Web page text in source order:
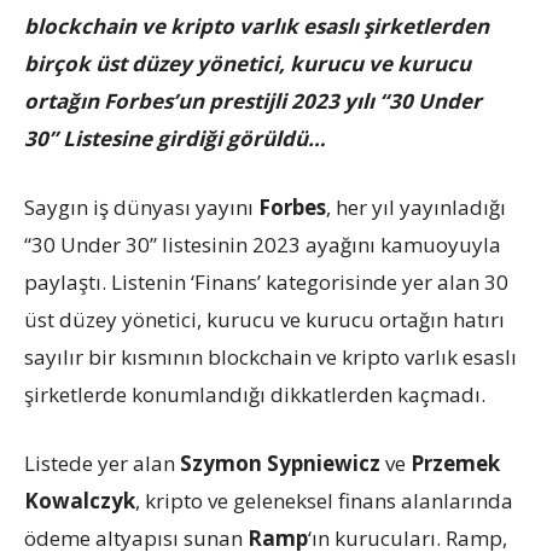
blockchain ve kripto varlık esaslı şirketlerden
birçok üst düzey yönetici, kurucu ve kurucu
ortağın Forbes’un prestijli 2023 yılı “30 Under
30” Listesine girdiği görüldü…
Saygın iş dünyası yayını Forbes, her yıl yayınladığı
“30 Under 30” listesinin 2023 ayağını kamuoyuyla
paylaştı. Listenin ‘Finans’ kategorisinde yer alan 30
üst düzey yönetici, kurucu ve kurucu ortağın hatırı
sayılır bir kısmının blockchain ve kripto varlık esaslı
şirketlerde konumlandığı dikkatlerden kaçmadı.
Listede yer alan Szymon Sypniewicz ve Przemek
Kowalczyk, kripto ve geleneksel finans alanlarında
ödeme altyapısı sunan Ramp‘ın kurucuları. Ramp,